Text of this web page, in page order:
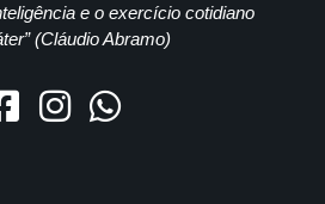
e o exercício cotidiano
(Cláudio Abramo)